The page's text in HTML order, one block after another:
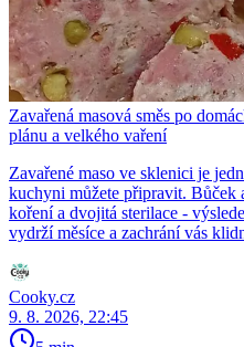
Zavařená masová směs po
plánu a velkého vaření
Zavařené maso ve sklenici je
kuchyni můžete připravit. Bůček
koření a dvojitá sterilace -
vydrží měsíce a zachrání vás
Cooky.cz
9. 8. 2026, 22:45